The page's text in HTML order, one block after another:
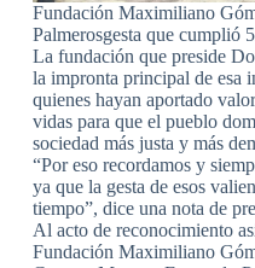
Fundación Maximiliano
Palmerosgesta que cumplió
La fundación que preside
la impronta principal de esa
quienes hayan aportado
vidas para que el pueblo
sociedad más justa y más
“Por eso recordamos y
ya que la gesta de esos
tiempo”, dice una nota de
Al acto de reconocimiento
Fundación Maximiliano